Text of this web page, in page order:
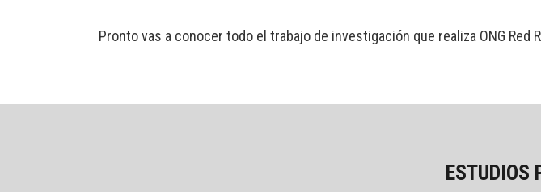
Pronto vas a conocer todo el trabajo de investigación que realiza ONG Red
ESTUDIOS